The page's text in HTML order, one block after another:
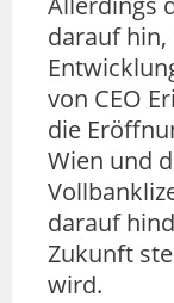
darauf hin,
von CEO
die
Wien und
darauf
Zukunft
wird.